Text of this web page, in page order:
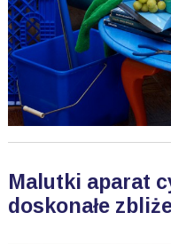
Malutki aparat
doskonałe